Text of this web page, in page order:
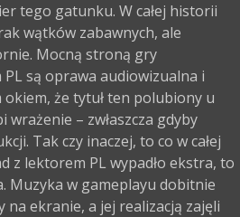
tego gatunku. W całej historii
wątków zabawnych, ale
Mocną stroną gry
są oprawa audiowizualna i
okiem, że tytuł ten polubiony u
– zwłaszcza gdyby
Tak czy inaczej, to co w całej
z lektorem PL wypadło ekstra, to
Muzyka w gameplayu dobitnie
ekranie, a jej realizacją zajęli